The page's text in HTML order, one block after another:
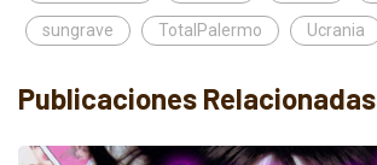
sungrave TotalPalermo Ucrania
Publicaciones Relacionadas